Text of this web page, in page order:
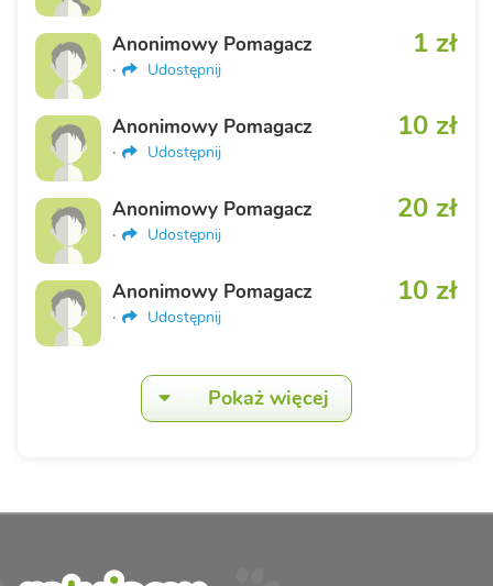
1 zł
Anonimowy Pomagacz
· Udostępnij
10 zł
Anonimowy Pomagacz
· Udostępnij
20 zł
Anonimowy Pomagacz
· Udostępnij
10 zł
Anonimowy Pomagacz
· Udostępnij
Pokaż więcej